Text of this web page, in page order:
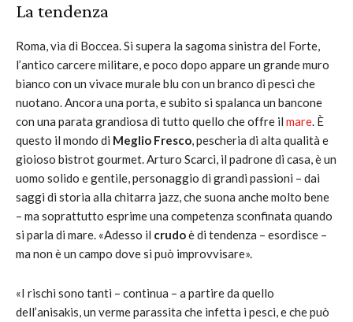
La tendenza
Roma, via di Boccea. Si supera la sagoma sinistra del Forte,
l’antico carcere militare, e poco dopo appare un grande muro
bianco con un vivace murale blu con un branco di pesci che
nuotano. Ancora una porta, e subito si spalanca un bancone
con una parata grandiosa di tutto quello che offre il mare. È
questo il mondo di Meglio Fresco, pescheria di alta qualità e
gioioso bistrot gourmet. Arturo Scarci, il padrone di casa, è un
uomo solido e gentile, personaggio di grandi passioni – dai
saggi di storia alla chitarra jazz, che suona anche molto bene
– ma soprattutto esprime una competenza sconfinata quando
si parla di mare. «Adesso il crudoè di tendenza – esordisce –
ma non è un campo dove si può improvvisare».
«I rischi sono tanti – continua – a partire da quello
dell’anisakis, un verme parassita che infetta i pesci, e che può